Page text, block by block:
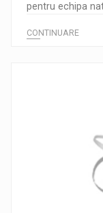
pentru echipa
CONTINUARE